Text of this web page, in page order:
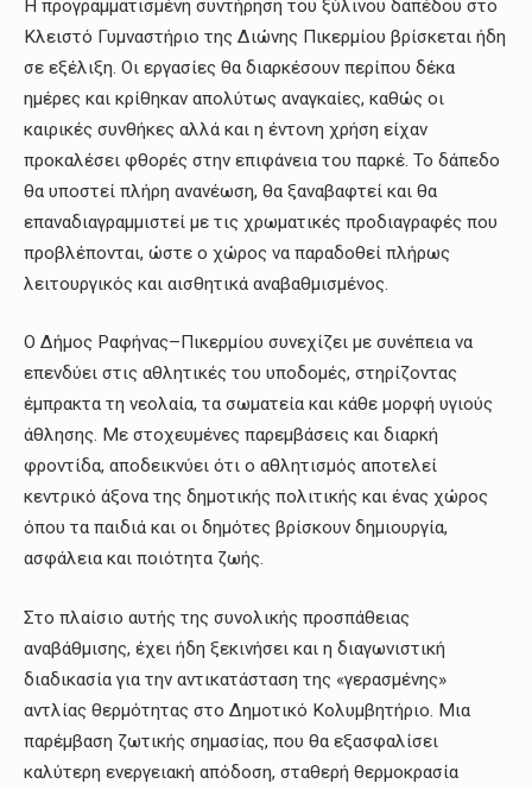
Η προγραμματισμένη συντήρηση του ξύλινου δαπέδου στο
Κλειστό Γυμναστήριο της Διώνης Πικερμίου βρίσκεται ήδη
σε εξέλιξη. Οι εργασίες θα διαρκέσουν περίπου δέκα
ημέρες και κρίθηκαν απολύτως αναγκαίες, καθώς οι
καιρικές συνθήκες αλλά και η έντονη χρήση είχαν
προκαλέσει φθορές στην επιφάνεια του παρκέ. Το δάπεδο
θα υποστεί πλήρη ανανέωση, θα ξαναβαφτεί και θα
επαναδιαγραμμιστεί με τις χρωματικές προδιαγραφές που
προβλέπονται, ώστε ο χώρος να παραδοθεί πλήρως
λειτουργικός και αισθητικά αναβαθμισμένος.
Ο Δήμος Ραφήνας–Πικερμίου συνεχίζει με συνέπεια να
επενδύει στις αθλητικές του υποδομές, στηρίζοντας
έμπρακτα τη νεολαία, τα σωματεία και κάθε μορφή υγιούς
άθλησης. Με στοχευμένες παρεμβάσεις και διαρκή
φροντίδα, αποδεικνύει ότι ο αθλητισμός αποτελεί
κεντρικό άξονα της δημοτικής πολιτικής και ένας χώρος
όπου τα παιδιά και οι δημότες βρίσκουν δημιουργία,
ασφάλεια και ποιότητα ζωής.
Στο πλαίσιο αυτής της συνολικής προσπάθειας
αναβάθμισης, έχει ήδη ξεκινήσει και η διαγωνιστική
διαδικασία για την αντικατάσταση της «γερασμένης»
αντλίας θερμότητας στο Δημοτικό Κολυμβητήριο. Μια
παρέμβαση ζωτικής σημασίας, που θα εξασφαλίσει
καλύτερη ενεργειακή απόδοση, σταθερή θερμοκρασία